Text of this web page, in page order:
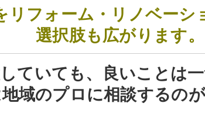
リフォーム・リノベーシ
選択肢も広がります。
ていても、良いことは
域のプロに相談するのが